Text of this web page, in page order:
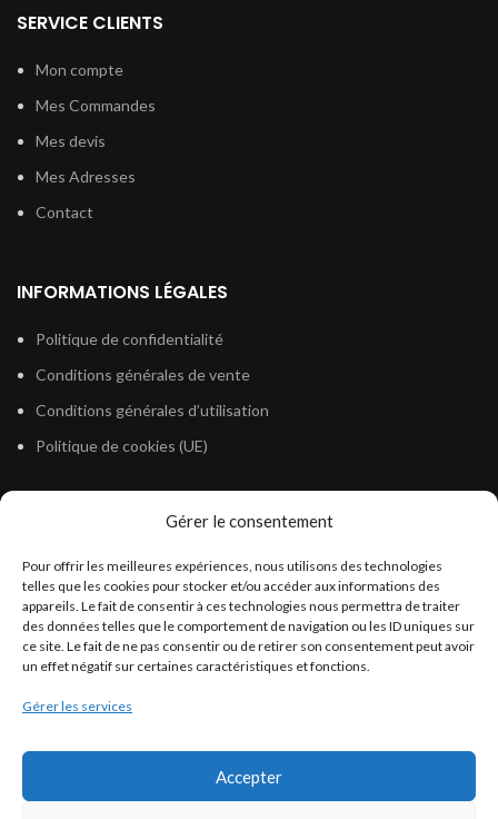
Gérer le consentement
Pour offrir les meilleures expériences, nous utilisons des technologies
telles que les cookies pour stocker et/ou accéder aux informations des
appareils. Le fait de consentir à ces technologies nous permettra de traiter
des données telles que le comportement de navigation ou les ID uniques sur
ce site. Le fait de ne pas consentir ou de retirer son consentement peut avoir
un effet négatif sur certaines caractéristiques et fonctions.
Gérer les services
Accepter
SERVICE CLIENTS
Mon compte
Mes Commandes
Mes devis
Mes Adresses
Contact
INFORMATIONS LÉGALES
Politique de confidentialité
Conditions générales de vente
Conditions générales d’utilisation
Politique de cookies (UE)
Législation Gasoil Fioul GNR
Législation Essence
Législation Adblue
Législation Eau
Législation Lubrifiant
Législation Phytosanitaire